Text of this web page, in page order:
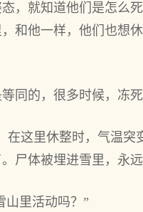
，就知道他们是怎
和他一样，他们也想
同的，很多时候，冻
在这里休整时，气温
尸体被埋进雪里，永
山里活动吗？”